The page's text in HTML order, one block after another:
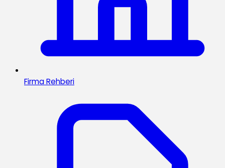
Firma Rehberi